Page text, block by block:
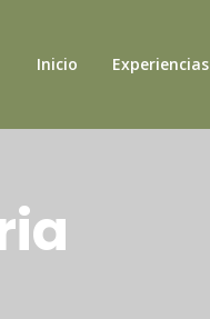
Inicio Experiencias